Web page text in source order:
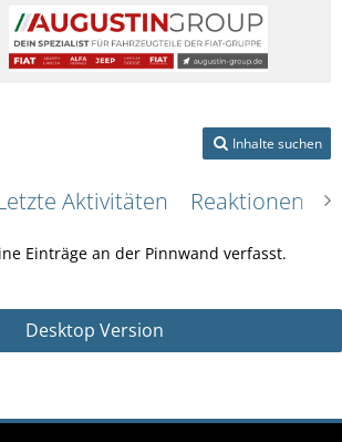
Inhalte suchen
Aktivitäten Reaktionen
Einträge an der Pinnwand verfasst.
Desktop Version